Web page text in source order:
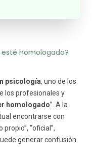
homologado
prácticas
un máster
homologado?
psicología, uno de los
los profesionales y
homologado”. A la
encontrarse con
“oficial”,
generar confusión